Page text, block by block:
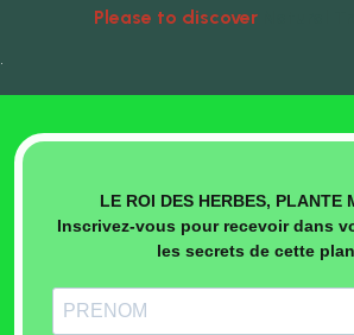
Please to discover
•
LE ROI DES HERBES, PLANTE
Inscrivez-vous pour recevoir dans
les secrets de cette